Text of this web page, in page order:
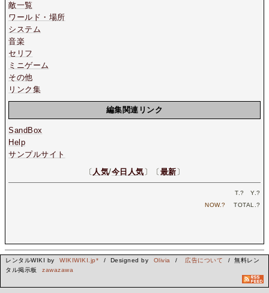
敵一覧
ワールド・場所
システム
音楽
セリフ
ミニゲーム
その他
リンク集
編集関連リンク
SandBox
Help
サンプルサイト
〔 人気/今日人気 〕〔 最新 〕
T.? Y.?
NOW.? TOTAL.?
レンタルWIKI by WIKIWIKI.jp* / Designed by Olivia / 広告について
/ 無料レン
タル掲示板
zawazawa